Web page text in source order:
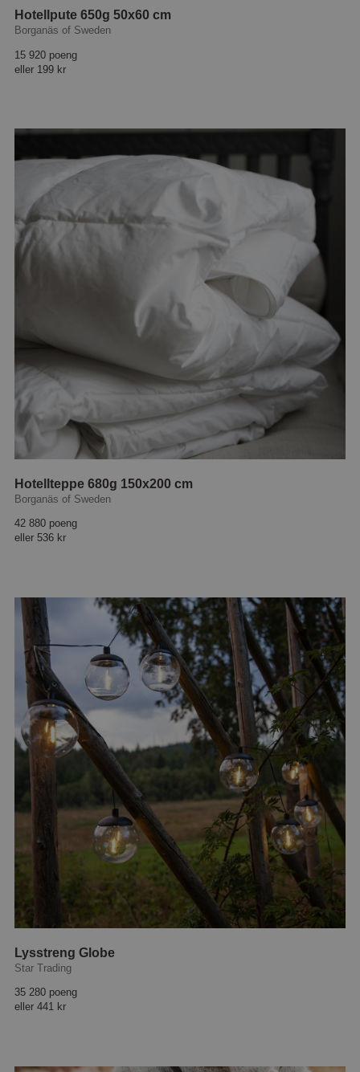
Hotellpute 650g 50x60 cm
Borganäs of Sweden
15 920 poeng
eller 199 kr
Hotellteppe 680g 150x200 cm
Borganäs of Sweden
42 880 poeng
eller 536 kr
Lysstreng Globe
Star Trading
35 280 poeng
eller 441 kr